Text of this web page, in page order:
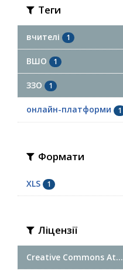
Теги
вчителі 1
ВШО 1
ЗЗО 1
онлайн-платформи 1
Формати
XLS 1
Ліцензії
Creative Commons At...